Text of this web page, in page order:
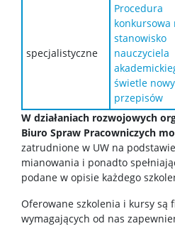
specjalistyczne
Procedura
konkursowa
stanowisko
nauczyciela
świetle
przepisów
W działaniach rozwojowych
Biuro Spraw Pracowniczych
zatrudnione w UW na
mianowania i ponadto
podane w opisie każdego
Oferowane szkolenia i kursy są
wymagających od nas